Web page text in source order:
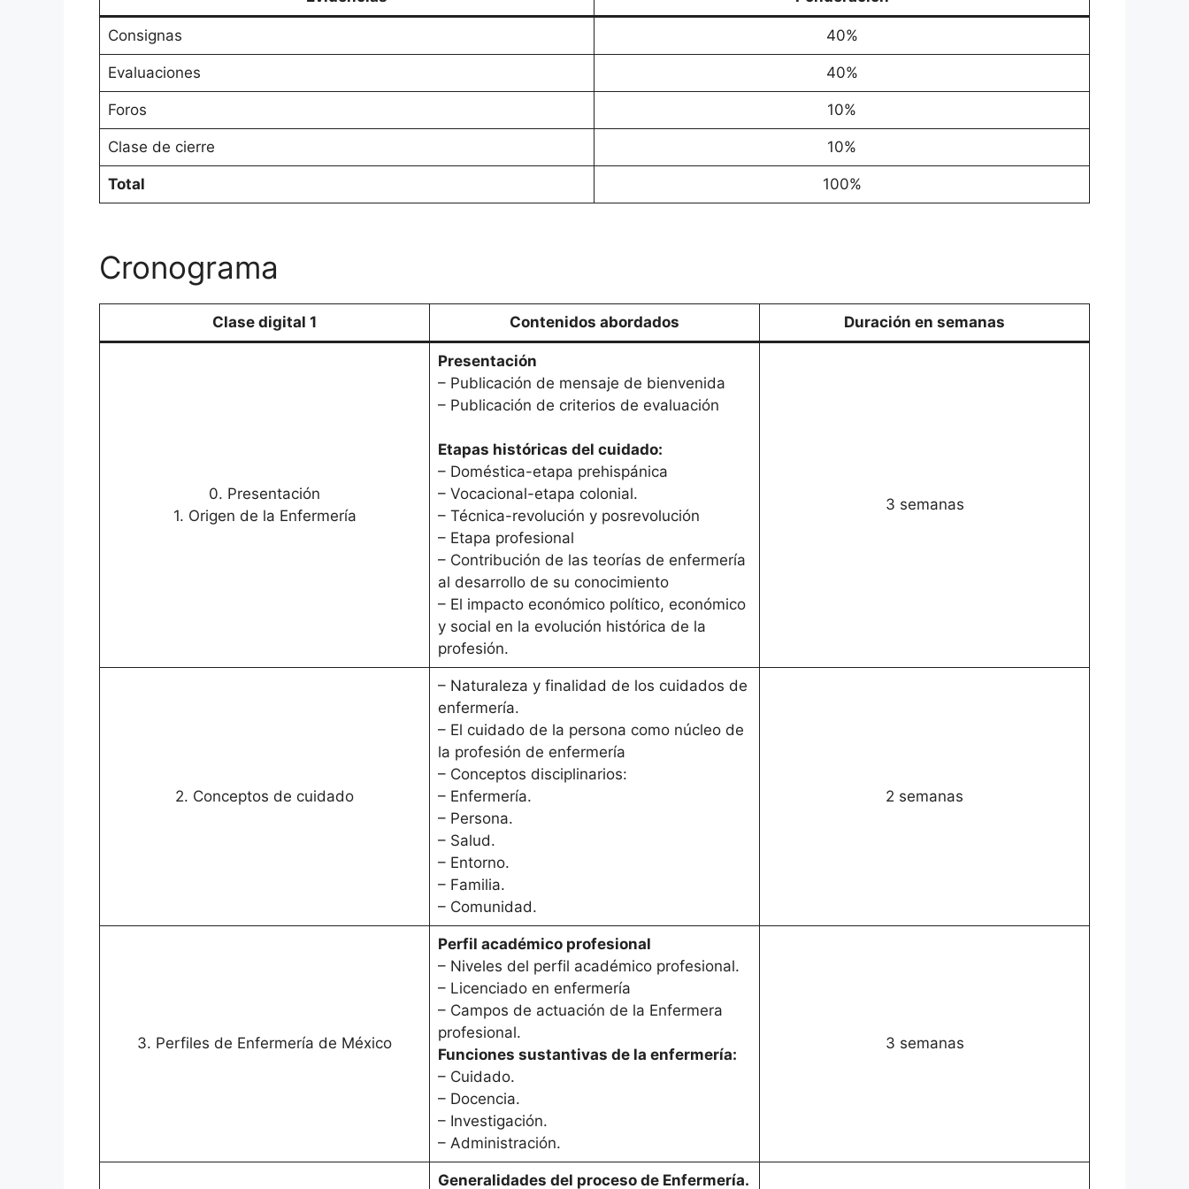
Consignas 40%
Evaluaciones 40%
Foros 10%
Clase de cierre 10%
Total 100%
Cronograma
Clase digital 1 Contenidos abordados Duración en semanas
0. Presentación
1. Origen de la Enfermería
Presentación
– Publicación de mensaje de bienvenida
– Publicación de criterios de evaluación
Etapas históricas del cuidado:
– Doméstica-etapa prehispánica
– Vocacional-etapa colonial.
– Técnica-revolución y posrevolución
– Etapa profesional
– Contribución de las teorías de enfermería
al desarrollo de su conocimiento
– El impacto económico político, económico
y social en la evolución histórica de la
profesión.
3 semanas
2. Conceptos de cuidado
– Naturaleza y finalidad de los cuidados de
enfermería.
– El cuidado de la persona como núcleo de
la profesión de enfermería
– Conceptos disciplinarios:
– Enfermería.
– Persona.
– Salud.
– Entorno.
– Familia.
– Comunidad.
2 semanas
3. Perfiles de Enfermería de México
Perfil académico profesional
– Niveles del perfil académico profesional.
– Licenciado en enfermería
– Campos de actuación de la Enfermera
profesional.
Funciones sustantivas de la enfermería:
– Cuidado.
– Docencia.
– Investigación.
– Administración.
3 semanas
Generalidades del proceso de Enfermería.